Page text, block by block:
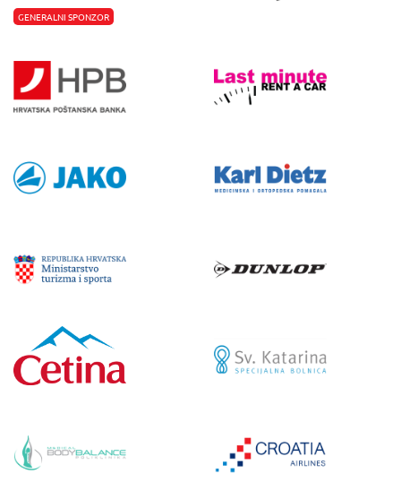
GENERALNI SPONZOR